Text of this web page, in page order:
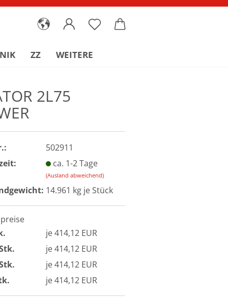
ZZ WEITERE
2L75
502911
ca. 1-2 Tage
(Ausland abweichend)
14.961 kg je Stück
je 414,12 EUR
je 414,12 EUR
je 414,12 EUR
je 414,12 EUR